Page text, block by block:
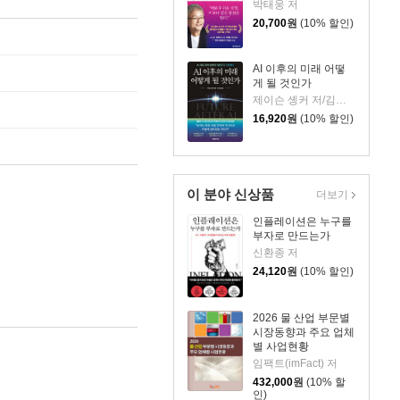
박태웅 저
20,700원 (10% 할인)
AI 이후의 미래 어떻
게 될 것인가
16,920원 (10% 할인)
이 분야 신상품
인플레이션은 누구를
부자로 만드는가
신환종 저
24,120원 (10% 할인)
2026 물 산업 부문별
시장동향과 주요 업체
별 사업현황
임팩트(imFact) 저
432,000원 (10% 할
인)
더보기